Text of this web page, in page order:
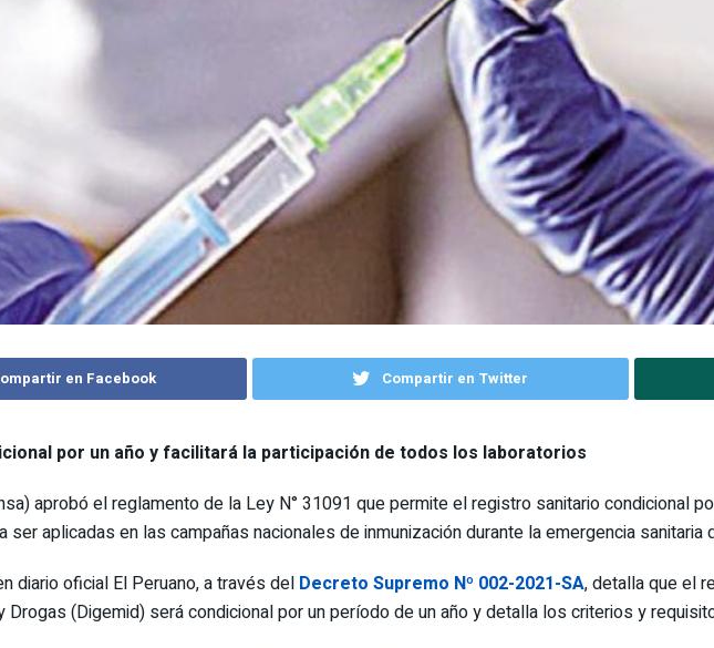
en Facebook Compartir en Twitter
por un año y facilitará la participación de todos los laboratorios
aprobó el reglamento de la Ley N° 31091 que permite el registro sanitario condicional
ser aplicadas en las campañas nacionales de inmunización durante la emergencia sanitaria
diario oficial El Peruano, a través del Decreto Supremo Nº 002-2021-SA, detalla que el
(Digemid) será condicional por un período de un año y detalla los criterios y